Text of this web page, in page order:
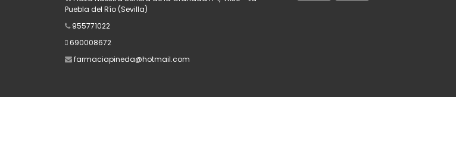
Puebla del Río (Sevilla)
955771022
690008672
farmaciapineda@hotmail.com